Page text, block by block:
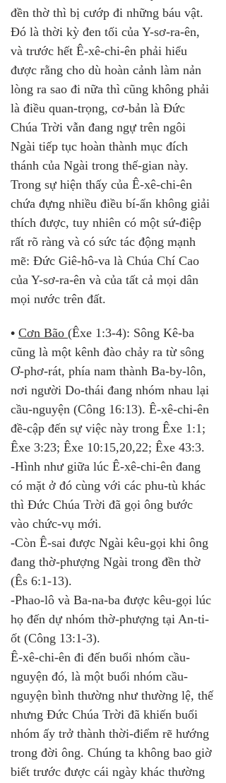
đền thờ thì bị cướp đi những báu vật.
Đó là thời kỳ đen tối của Y-sơ-ra-ên,
và trước hết Ê-xê-chi-ên phải hiểu
được rằng cho dù hoàn cảnh làm nản
lòng ra sao đi nữa thì cũng không phải
là điều quan-trọng, cơ-bản là Đức
Chúa Trời vẫn đang ngự trên ngôi
Ngài tiếp tục hoàn thành mục đích
thánh của Ngài trong thế-gian này.
Trong sự hiện thấy của Ê-xê-chi-ên
chứa đựng nhiều điều bí-ẩn không giải
thích được, tuy nhiên có một sứ-điệp
rất rõ ràng và có sức tác động mạnh
mẽ: Đức Giê-hô-va là Chúa Chí Cao
của Y-sơ-ra-ên và của tất cả mọi dân
mọi nước trên đất.
• Cơn Bão (Êxe 1:3-4): Sông Kê-ba
cũng là một kênh đào chảy ra từ sông
Ơ-phơ-rát, phía nam thành Ba-by-lôn,
nơi người Do-thái đang nhóm nhau lại
cầu-nguyện (Công 16:13). Ê-xê-chi-ên
đề-cập đến sự việc này trong Êxe 1:1;
Êxe 3:23; Êxe 10:15,20,22; Êxe 43:3.
-Hình như giữa lúc Ê-xê-chi-ên đang
có mặt ở đó cùng với các phu-tù khác
thì Đức Chúa Trời đã gọi ông bước
vào chức-vụ mới.
-Còn Ê-sai được Ngài kêu-gọi khi ông
đang thờ-phượng Ngài trong đền thờ
(Ês 6:1-13).
-Phao-lô và Ba-na-ba được kêu-gọi lúc
họ đến dự nhóm thờ-phượng tại An-ti-
ốt (Công 13:1-3).
Ê-xê-chi-ên đi đến buổi nhóm cầu-
nguyện đó, là một buổi nhóm cầu-
nguyện bình thường như thường lệ, thế
nhưng Đức Chúa Trời đã khiến buổi
nhóm ấy trở thành thời-điểm rẽ hướng
trong đời ông. Chúng ta không bao giờ
biết trước được cái ngày khác thường